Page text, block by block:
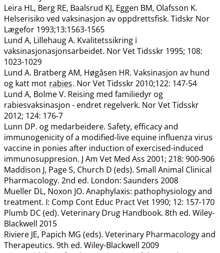
Leira HL, Berg RE, Baalsrud KJ, Eggen BM, Olafsson K.
Helserisiko ved vaksinasjon av oppdrettsfisk. Tidskr Nor
Lægefor 1993;13:1563-1565
Lund A, Lillehaug A. Kvalitetssikring i
vaksinasjonasjonsarbeidet. Nor Vet Tidsskr 1995; 108:
1023-1029
Lund A. Bratberg AM, Høgåsen HR. Vaksinasjon av hund
og katt mot rabies. Nor Vet Tidsskr 2010;122: 147-54
Lund A, Bolme V. Reising med familiedyr og
rabiesvaksinasjon - endret regelverk. Nor Vet Tidsskr
2012; 124: 176-7
Lunn DP. og medarbeidere. Safety, efficacy and
immunogenicity of a modified-live equine influenza virus
vaccine in ponies after induction of exercised-induced
immunosuppresion. J Am Vet Med Ass 2001; 218: 900-906
Maddison J, Page S, Church D (eds). Small Animal Clinical
Pharmacology. 2nd ed. London: Saunders 2008
Mueller DL, Noxon JO. Anaphylaxis: pathophysiology and
treatment. I: Comp Cont Educ Pract Vet 1990; 12: 157-170
Plumb DC (ed). Veterinary Drug Handbook. 8th ed. Wiley-
Blackwell 2015
Riviere JE, Papich MG (eds). Veterinary Pharmacology and
Therapeutics. 9th ed. Wiley-Blackwell 2009